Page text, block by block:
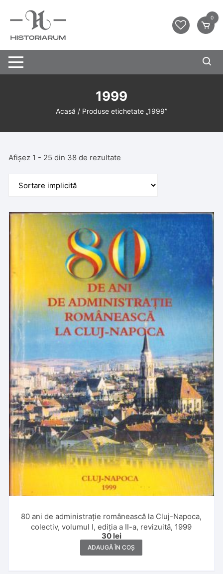
0
1999
Acasă / Produse etichetate „1999”
Afișez 1 - 25 din 38 de rezultate
80 ani de administrație românească la Cluj-Napoca,
colectiv, volumul I, ediția a II-a, revizuită, 1999
30 lei
ADAUGĂ ÎN COȘ